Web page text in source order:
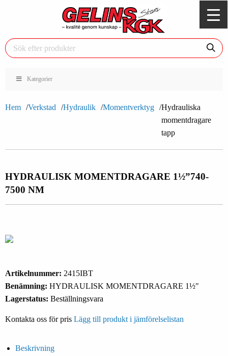
Kategorier
Hem Verkstad Hydraulik Momentverktyg
Hydrauliska
momentdragare
tapp
HYDRAULISK MOMENTDRAGARE 1½”740-
7500 NM
Artikelnummer: 2415IBT
Benämning: HYDRAULISK MOMENTDRAGARE 1½"
Lagerstatus: Beställningsvara
Kontakta oss för pris Lägg till produkt i jämförelselistan
Beskrivning